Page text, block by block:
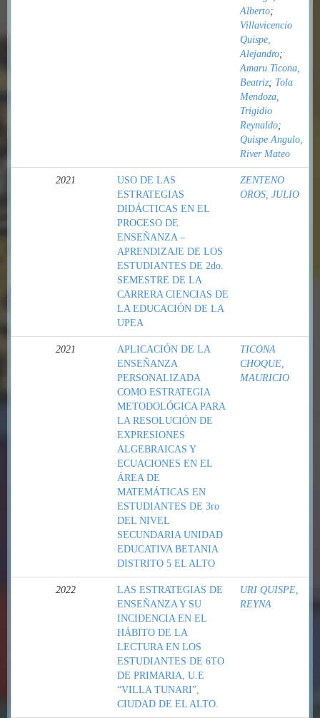
Alberto;
Villavicencio
Quispe,
Alejandro;
Amaru Ticona,
Beatriz; Tola
Mendoza,
Trigidio
Reynaldo;
Quispe Angulo,
River Mateo
2021
USO DE LAS
ESTRATEGIAS
DIDÁCTICAS EN EL
PROCESO DE
ENSEÑANZA –
APRENDIZAJE DE LOS
ESTUDIANTES DE 2do.
SEMESTRE DE LA
CARRERA CIENCIAS DE
LA EDUCACIÓN DE LA
UPEA
ZENTENO
OROS, JULIO
2021
APLICACIÓN DE LA
ENSEÑANZA
PERSONALIZADA
COMO ESTRATEGIA
METODOLÓGICA PARA
LA RESOLUCIÓN DE
EXPRESIONES
ALGEBRAICAS Y
ECUACIONES EN EL
ÁREA DE
MATEMÁTICAS EN
ESTUDIANTES DE 3ro
DEL NIVEL
SECUNDARIA UNIDAD
EDUCATIVA BETANIA
DISTRITO 5 EL ALTO
TICONA
CHOQUE,
MAURICIO
2022
LAS ESTRATEGIAS DE
ENSEÑANZA Y SU
INCIDENCIA EN EL
HÁBITO DE LA
LECTURA EN LOS
ESTUDIANTES DE 6TO
DE PRIMARIA, U.E
“VILLA TUNARI”,
CIUDAD DE EL ALTO.
URI QUISPE,
REYNA